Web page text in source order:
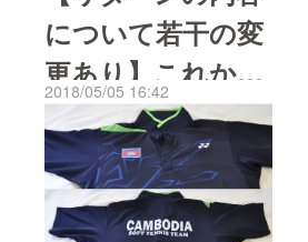
まで来ることができまし
た！！ 貧しい家庭環境で育
ち、学校に行けなかったカ
ンボジア人選手たちは今ソ
フトテニスで自分の未来を
切り拓こうとしています。
出会った当初は「夢なんて
ない。貧しい僕たちが夢を
について若干の変
更あり】これから
ご支援を検討して
くださる方々へ
2018/05/05 16:42